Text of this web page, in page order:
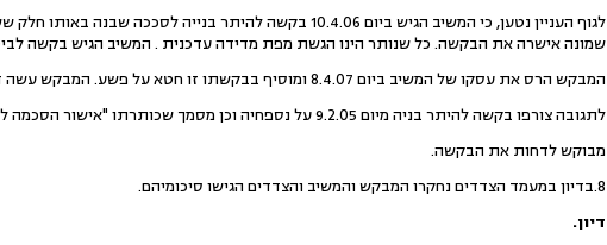
שמונה אישרה את הבקשה. כל שנותר הינו הגשת מפת מדידה עדכנית . המשיב הגיש בקשה
המבקש הרס את עסקו של המשיב ביום 8.4.07 ומוסיף בבקשתו זו חטא על פשע. המבקש עשה דין לעצמו בהריסת עסקו של המשיב.
לתגובה צורפו בקשה להיתר בניה מיום 9.2.05 על נספחיה וכן מסמך שכותרתו "אישור הסכמה לבניית סככה" אשר לכאורה חתום על ידי שני הצדדים.
מבוקש לדחות את הבקשה.
8.בדיון במעמד הצדדים נחקרו המבקש והמשיב והצדדים הגישו סיכומיהם.
דיון.